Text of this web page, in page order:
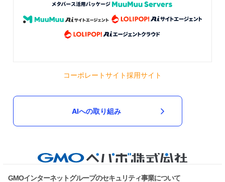
コーポレートサイト採用サイト
AIへの取り組み
GMOインターネットグループのセキュリティ事業について